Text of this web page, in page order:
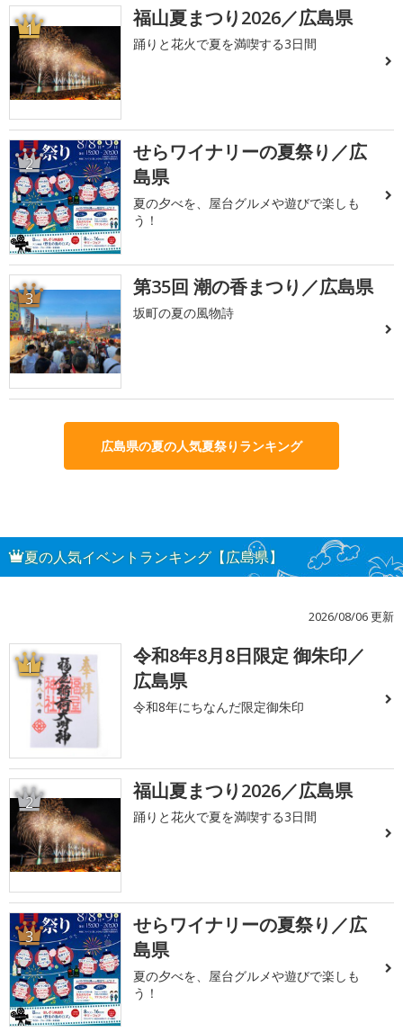
1 福山夏まつり2026／広島県
踊りと花火で夏を満喫する3日間
2
せらワイナリーの夏祭り／広
島県
夏の夕べを、屋台グルメや遊びで楽しも
う！
3 第35回 潮の香まつり／広島県
坂町の夏の風物詩
広島県の夏の人気夏祭りランキング
夏の人気イベントランキング【広島県】
2026/08/06 更新
1
令和8年8月8日限定 御朱印／
広島県
令和8年にちなんだ限定御朱印
2 福山夏まつり2026／広島県
踊りと花火で夏を満喫する3日間
3
せらワイナリーの夏祭り／広
島県
夏の夕べを、屋台グルメや遊びで楽しも
う！